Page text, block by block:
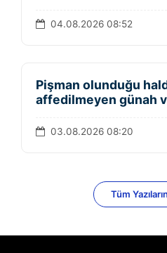
04.08.2026 08:52
Pişman olunduğu
affedilmeyen günah
03.08.2026 08:20
Tüm